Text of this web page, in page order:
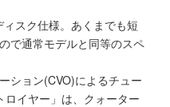
スク仕様。あくまでも短
で通常モデルと同等のスペ
ション(CVO)によるチュー
ロイヤー」は、クォーター